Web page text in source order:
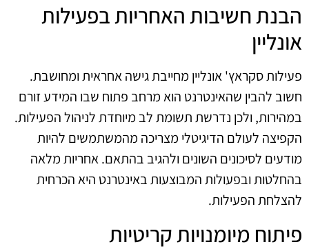
הבנת חשיבות האחריות בפעילות
אונליין
פעילות סקראץ' אונליין מחייבת גישה אחראית ומחושבת.
חשוב להבין שהאינטרנט הוא מרחב פתוח שבו המידע זורם
במהירות, ולכן נדרשת תשומת לב מיוחדת לניהול הפעילות.
הקפיצה לעולם הדיגיטלי מצריכה מהמשתמשים להיות
מודעים לסיכונים השונים ולהגיב בהתאם. אחריות מלאה
בהחלטות ובפעולות המבוצעות באינטרנט היא הכרחית
להצלחת הפעילות.
פיתוח מיומנויות קריטיות